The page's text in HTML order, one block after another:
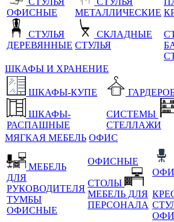
ОФИСНЫЕ
СТУЛЬЯ
ДЕРЕВЯННЫЕ
МЕТАЛЛИЧЕСКИЕ
СКЛАДНЫЕ
СТУЛЬЯ
ШКАФЫ И ХРАНЕНИЕ
ШКАФЫ-КУПЕ
ШКАФЫ-
РАСПАШНЫЕ
СИСТЕМЫ
СТЕЛЛАЖИ
МЯГКАЯ МЕБЕЛЬ ОФИС
МЕБЕЛЬ
ДЛЯ
РУКОВОДИТЕЛЯ
ТУМБЫ
ОФИСНЫЕ
ОФИСНЫЕ
СТОЛЫ
МЕБЕЛЬ ДЛЯ
ПЕРСОНАЛА